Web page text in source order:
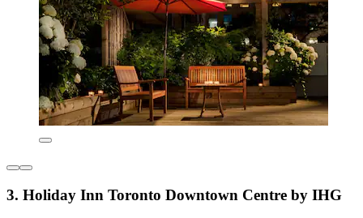
3. Holiday Inn Toronto Downtown Centre by IHG